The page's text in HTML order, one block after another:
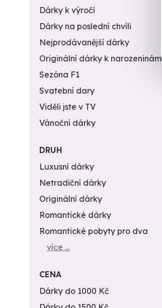
Dárky k výročí
Dárky na poslední chvíli
Nejprodávanější dárky
Originální dárky k narozeninám
Sezóna F1
Svatební dary
Viděli jste v TV
Vánoční dárky
DRUH
Luxusní dárky
Netradiční dárky
Originální dárky
Romantické dárky
Romantické pobyty pro dva
více …
CENA
Dárky do 1000 Kč